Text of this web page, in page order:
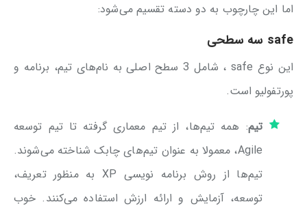
اما این چارچوب به دو دسته تقسیم می‌شود:
safe سه سطحی
این نوع safe ، شامل 3 سطح اصلی به نام‌های تیم، برنامه و
پورتفولیو است.
تیم: همه تیم‌ها، از تیم معماری گرفته تا تیم توسعه
Agile، معمولا به عنوان تیم‌های چابک شناخته می‌شوند.
تیم‌ها از روش برنامه نویسی XP به منظور تعریف،
توسعه، آزمایش و ارائه ارزش استفاده می‌کنند. خوب